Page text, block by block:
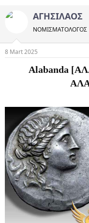
ΑΓΗΣΙΛΑΟΣ
ΝΟΜΙΣΜΑΤΟΛOΓΟΣ
8 Mart 2025
Alabanda